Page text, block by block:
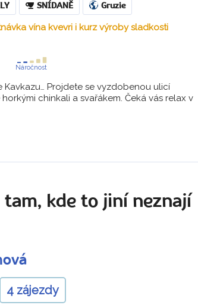
SNÍDANĚ Gruzie
vína kvevri i kurz výroby sladkosti
Náročnost
Kavkazu… Projdete se vyzdobenou ulicí
chinkali a svařákem. Čeká vás relax v
kde to jiní neznají
4 zájezdy